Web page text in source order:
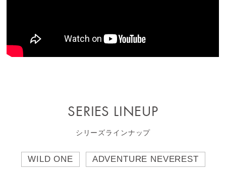
SERIES LINEUP
シリーズラインナップ
WILD ONE ADVENTURE NEVEREST